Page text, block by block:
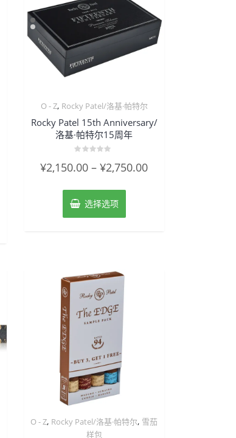
O - Z, Rocky Patel/洛基·帕特尔
Rocky Patel 15th Anniversary/
洛基·帕特尔15周年
分
5
¥2,150.00 –¥2,750.00
选择选项
O - Z, Rocky Patel/洛基·帕特尔, 雪茄
样包